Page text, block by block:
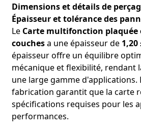
Dimensions et détails de
Épaisseur et tolérance des
LeCarte multifonction plaquée
couchesa une épaisseur de1,20
épaisseur offre un équilibre
mécanique et flexibilité, rendant
une large gamme d'applications.
fabrication garantit que la carte
spécifications requises pour les
performances.